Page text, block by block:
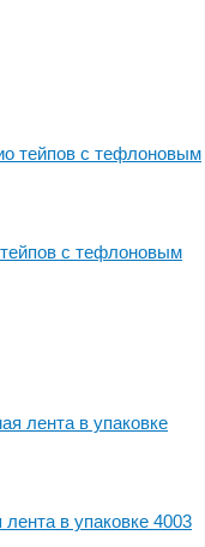
с тефлоновым
в упаковке 4003